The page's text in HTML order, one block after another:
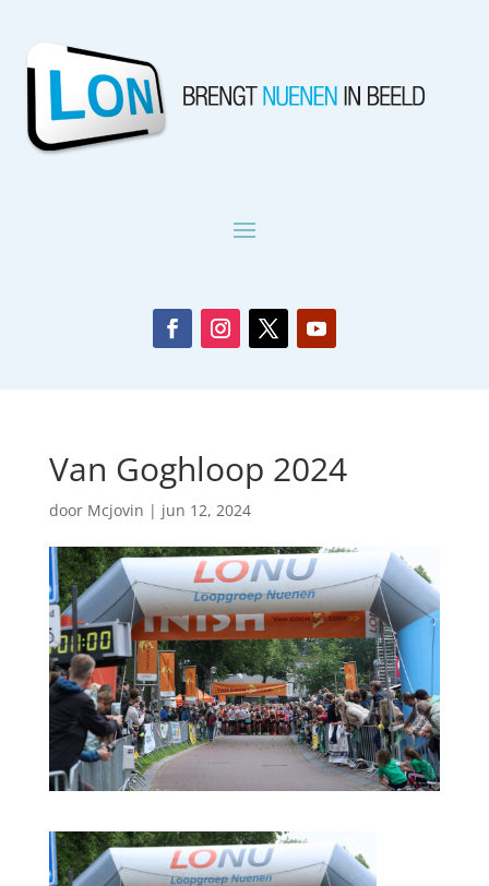
Van Goghloop 2024
door Mcjovin | jun 12, 2024